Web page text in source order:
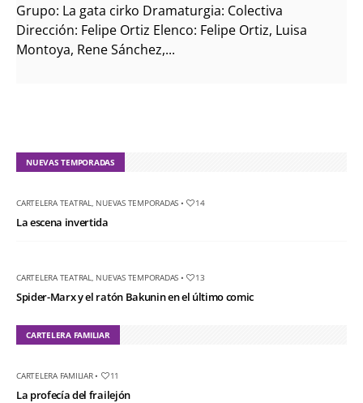
Grupo: La gata cirko Dramaturgia: Colectiva
Dirección: Felipe Ortiz Elenco: Felipe Ortiz, Luisa
Montoya, Rene Sánchez,...
NUEVAS TEMPORADAS
CARTELERA TEATRAL NUEVAS TEMPORADAS • 14
La escena invertida
CARTELERA TEATRAL NUEVAS TEMPORADAS • 13
Spider-Marx y el ratón Bakunin en el último comic
CARTELERA FAMILIAR
CARTELERA FAMILIAR• 11
La profecía del frailejón